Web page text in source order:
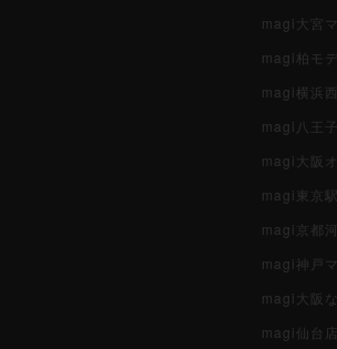
magi大宮
magi柏モ
magi横浜
magi八王
magi大阪
magi東京
magi京都
magi神戸
magi大阪
magi仙台